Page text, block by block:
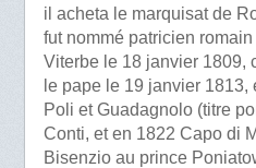
il acheta le marquisat de
fut nommé patricien
Viterbe le 18 janvier 1809,
le pape le 19 janvier
Poli et Guadagnolo (titre
Conti, et en 1822 Capo di
Bisenzio au prince